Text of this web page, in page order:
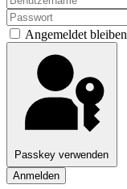
Angemeldet bleiben
Passkey verwenden
Anmelden